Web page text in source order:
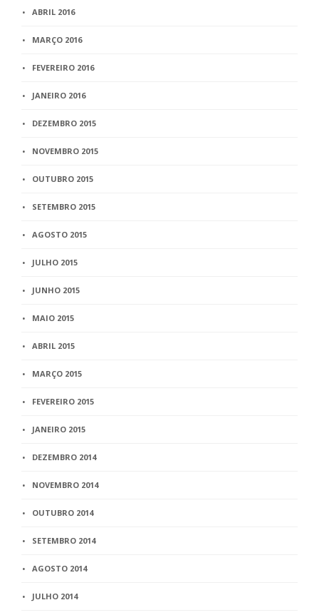
ABRIL 2016
MARÇO 2016
FEVEREIRO 2016
JANEIRO 2016
DEZEMBRO 2015
NOVEMBRO 2015
OUTUBRO 2015
SETEMBRO 2015
AGOSTO 2015
JULHO 2015
JUNHO 2015
MAIO 2015
ABRIL 2015
MARÇO 2015
FEVEREIRO 2015
JANEIRO 2015
DEZEMBRO 2014
NOVEMBRO 2014
OUTUBRO 2014
SETEMBRO 2014
AGOSTO 2014
JULHO 2014